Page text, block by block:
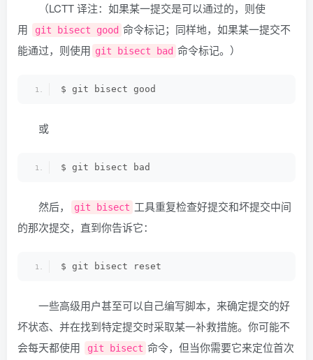
（LCTT 译注：如果某一提交是可以通过的，则使
用
git bisect good 命令标记；同样地，如果某一提交不
能通过，则使用 git bisect bad 命令标记。）
$ git bisect good
或
$ git bisect bad
然后， git bisect 工具重复检查好提交和坏提交中间
的那次提交，直到你告诉它：
$ git bisect reset
一些高级用户甚至可以自己编写脚本，来确定提交的好
坏状态、并在找到特定提交时采取某一补救措施。你可能不
会每天都使用
git bisect 命令，但当你需要它来定位首次